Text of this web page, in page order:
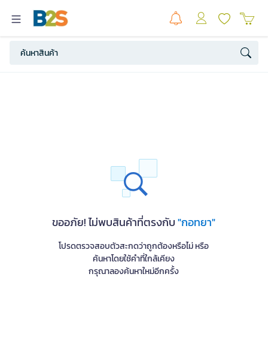
ขออภัย! ไม่พบสินค้าที่ตรงกับ"กอทยา"
โปรดตรวจสอบตัวสะกดว่าถูกต้องหรือไม่ หรือ
ค้นหาโดยใช้คำที่ใกล้เคียง
กรุณาลองค้นหาใหม่อีกครั้ง